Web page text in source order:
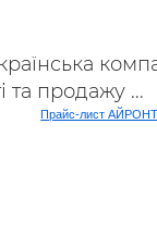
та продажу ...
Прайс-лист